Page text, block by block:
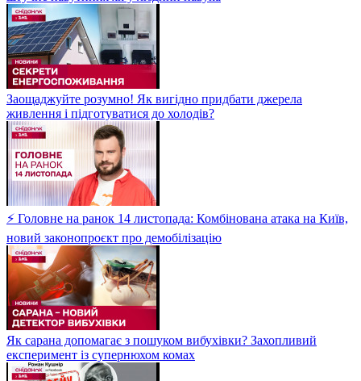
Заощаджуйте розумно! Як вигідно придбати джерела
живлення і підготуватися до холодів?
⚡ Головне на ранок 14 листопада: Комбінована атака на Київ,
новий законопроєкт про демобілізацію
Як сарана допомагає з пошуком вибухівки? Захопливий
експеримент із супернюхом комах